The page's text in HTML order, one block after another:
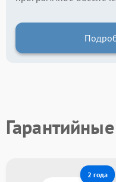
2 года